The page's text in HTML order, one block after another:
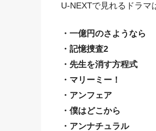
U-NEXTで見れるドラマ
・一億円のさようなら
・記憶捜査2
・先生を消す方程式
・マリーミー！
・アンフェア
・僕はどこから
・アンナチュラル